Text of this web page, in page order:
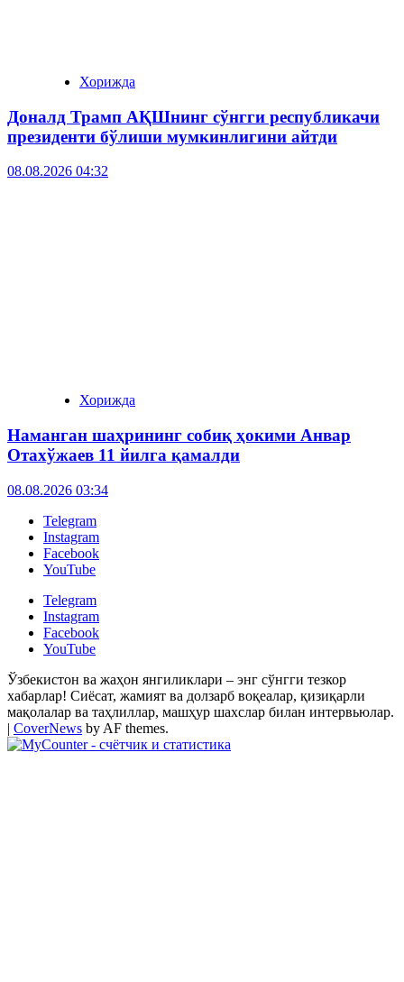
Хорижда
Доналд Трамп АҚШнинг сўнгги республикачи
президенти бўлиши мумкинлигини айтди
08.08.2026 04:32
Хорижда
Наманган шаҳрининг собиқ ҳокими Анвар
Отахўжаев 11 йилга қамалди
08.08.2026 03:34
Telegram
Instagram
Facebook
YouTube
Telegram
Instagram
Facebook
YouTube
Ўзбекистон ва жаҳон янгиликлари – энг сўнгги тезкор
хабарлар! Сиёсат, жамият ва долзарб воқеалар, қизиқарли
мақолалар ва таҳлиллар, машҳур шахслар билан интервьюлар.
| CoverNews by AF themes.